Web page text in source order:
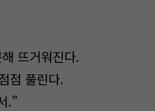
뜨거워진다.
점 풀린다.
.”